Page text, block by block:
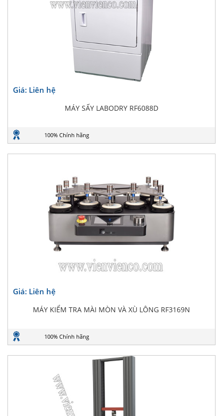
Giá: Liên hệ
MÁY SẤY LABODRY RF6088D
100% Chính hãng
Giá: Liên hệ
MÁY KIỂM TRA MÀI MÒN VÀ XÙ LÔNG RF3169N
100% Chính hãng